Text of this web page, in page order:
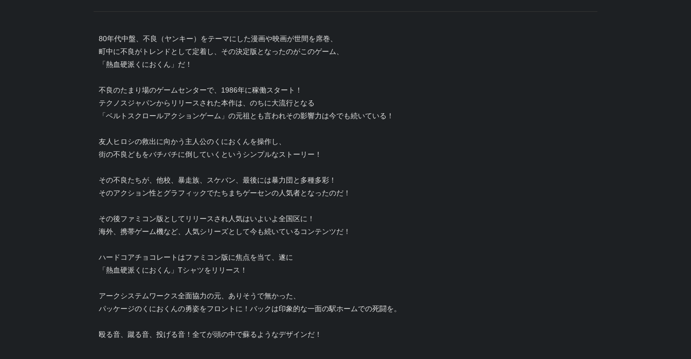
80年代中盤、不良（ヤンキー）をテーマにした漫画や映画が世間を席巻、
町中に不良がトレンドとして定着し、その決定版となったのがこのゲーム、
「熱血硬派くにおくん」だ！
不良のたまり場のゲームセンターで、1986年に稼働スタート！
テクノスジャパンからリリースされた本作は、のちに大流行となる
「ベルトスクロールアクションゲーム」の元祖とも言われその影響力は今でも続いている！
友人ヒロシの救出に向かう主人公のくにおくんを操作し、
街の不良どもをバチバチに倒していくというシンプルなストーリー！
その不良たちが、他校、暴走族、スケバン、最後には暴力団と多種多彩！
そのアクション性とグラフィックでたちまちゲーセンの人気者となったのだ！
その後ファミコン版としてリリースされ人気はいよいよ全国区に！
海外、携帯ゲーム機など、人気シリーズとして今も続いているコンテンツだ！
ハードコアチョコレートはファミコン版に焦点を当て、遂に
「熱血硬派くにおくん」Tシャツをリリース！
アークシステムワークス全面協力の元、ありそうで無かった、
パッケージのくにおくんの勇姿をフロントに！バックは印象的な一面の駅ホームでの死闘を。
殴る音、蹴る音、投げる音！全てが頭の中で蘇るようなデザインだ！